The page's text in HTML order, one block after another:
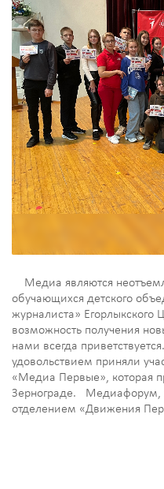
Медиа являются
обучающихся детского
журналиста» Егорлыкского
возможность получения
нами всегда
удовольствием приняли
«Медиа Первые», которая
Зернограде. Медиафорум,
отделением «Движения